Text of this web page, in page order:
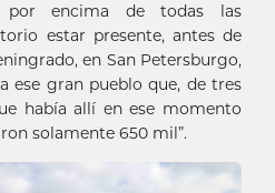
por encima de todas las
estar presente, antes de
en San Petersburgo,
ese gran pueblo que, de tres
había allí en ese momento
solamente 650 mil”.